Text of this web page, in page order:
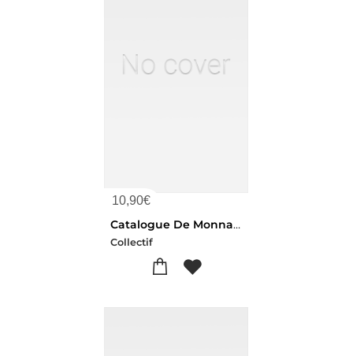
10,90€
Catalogue De Monnaies, Medailles, Jetons Francais Et Etrangers. Vente, 11-12 Novembre 1902
Collectif